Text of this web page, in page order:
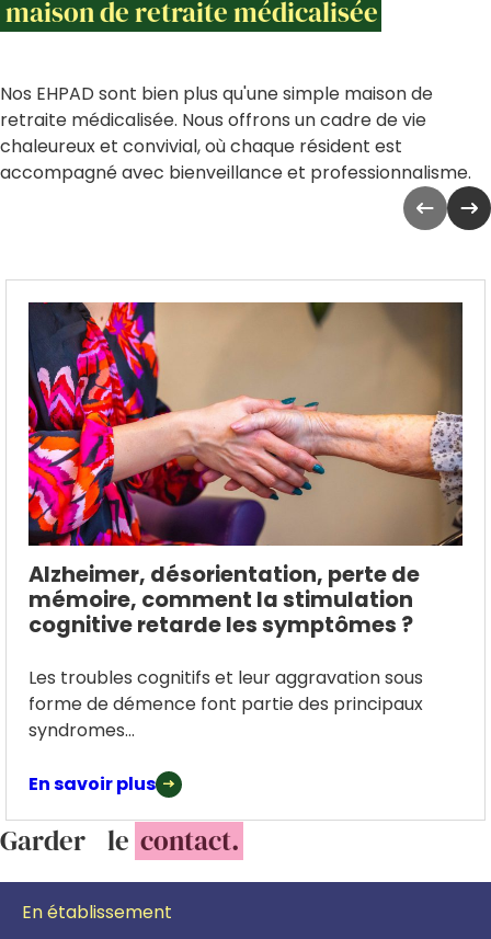
maison de retraite médicalisée
Nos EHPAD sont bien plus qu'une simple maison de
retraite médicalisée. Nous offrons un cadre de vie
chaleureux et convivial, où chaque résident est
accompagné avec bienveillance et professionnalisme.
Alzheimer, désorientation, perte de
mémoire, comment la stimulation
cognitive retarde les symptômes ?
Les troubles cognitifs et leur aggravation sous
forme de démence font partie des principaux
syndromes...
En savoir plus
Garder le contact.
En établissement